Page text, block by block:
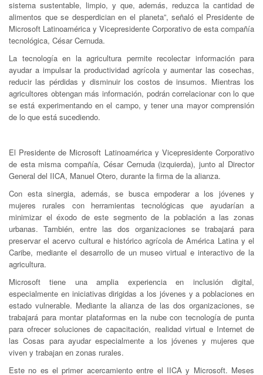
sistema sustentable, limpio, y que, además, reduzca la cantidad de
alimentos que se desperdician en el planeta”, señaló el Presidente de
Microsoft Latinoamérica y Vicepresidente Corporativo de esta compañía
tecnológica, César Cernuda.
La tecnología en la agricultura permite recolectar información para
ayudar a impulsar la productividad agrícola y aumentar las cosechas,
reducir las pérdidas y disminuir los costos de insumos. Mientras los
agricultores obtengan más información, podrán correlacionar con lo que
se está experimentando en el campo, y tener una mayor comprensión
de lo que está sucediendo.
El Presidente de Microsoft Latinoamérica y Vicepresidente Corporativo
de esta misma compañía, César Cernuda (izquierda), junto al Director
General del IICA, Manuel Otero, durante la firma de la alianza.
Con esta sinergia, además, se busca empoderar a los jóvenes y
mujeres rurales con herramientas tecnológicas que ayudarían a
minimizar el éxodo de este segmento de la población a las zonas
urbanas. También, entre las dos organizaciones se trabajará para
preservar el acervo cultural e histórico agrícola de América Latina y el
Caribe, mediante el desarrollo de un museo virtual e interactivo de la
agricultura.
Microsoft tiene una amplia experiencia en inclusión digital,
especialmente en iniciativas dirigidas a los jóvenes y a poblaciones en
estado vulnerable. Mediante la alianza de las dos organizaciones, se
trabajará para montar plataformas en la nube con tecnología de punta
para ofrecer soluciones de capacitación, realidad virtual e Internet de
las Cosas para ayudar especialmente a los jóvenes y mujeres que
viven y trabajan en zonas rurales.
Este no es el primer acercamiento entre el IICA y Microsoft. Meses